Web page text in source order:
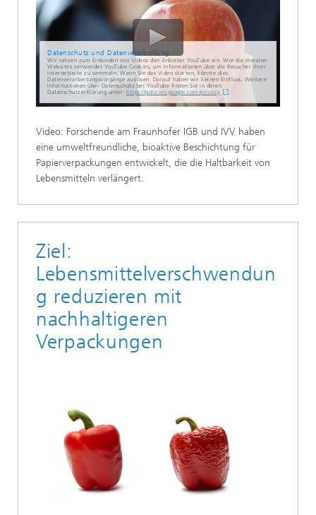
Datenschutz und Datenverarbeitung
Wir setzen zum Einbinden von Videos den Anbieter YouTube ein. Wie die meisten
Websites verwendet YouTube Cookies, um Informationen über die Besucher ihrer
Internetseite zu sammeln. Wenn Sie das Video starten, könnte dies
Datenverarbeitungsvorgänge auslösen. Darauf haben wir keinen Einfluss. Weitere
Informationen über Datenschutz bei YouTube finden Sie in deren
Datenschutzerklärung unter: https://policies.google.com/privacy
Video: Forschende am Fraunhofer IGB und IVV haben
eine umweltfreundliche, bioaktive Beschichtung für
Papierverpackungen entwickelt, die die Haltbarkeit von
Lebensmitteln verlängert.
Ziel:
Lebensmittelverschwendun
g reduzieren mit
nachhaltigeren
Verpackungen